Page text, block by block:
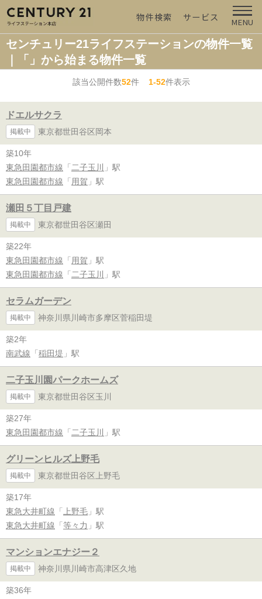
物件検索 サービス MENU
センチュリー21ライフステーションの物件一覧
｜「」から始まる物件一覧
該当公開件数52件1-52件表示
ドエルサクラ
掲載中 東京都世田谷区岡本
築10年
東急田園都市線 「 二子玉川
」駅
東急田園都市線 「 用賀 」駅
瀬田５丁目戸建
掲載中 東京都世田谷区瀬田
築22年
東急田園都市線 「 用賀 」駅
東急田園都市線 「 二子玉川 」駅
セラムガーデン
掲載中 神奈川県川崎市多摩区菅稲田堤
築2年
南武線 「 稲田堤 」駅
二子玉川園パークホームズ
掲載中 東京都世田谷区玉川
築27年
東急田園都市線 「 二子玉川 」駅
グリーンヒルズ上野毛
掲載中 東京都世田谷区上野毛
築17年
東急大井町線 「 上野毛 」駅
東急大井町線 「 等々力 」駅
マンションエナジー２
掲載中 神奈川県川崎市高津区久地
築36年